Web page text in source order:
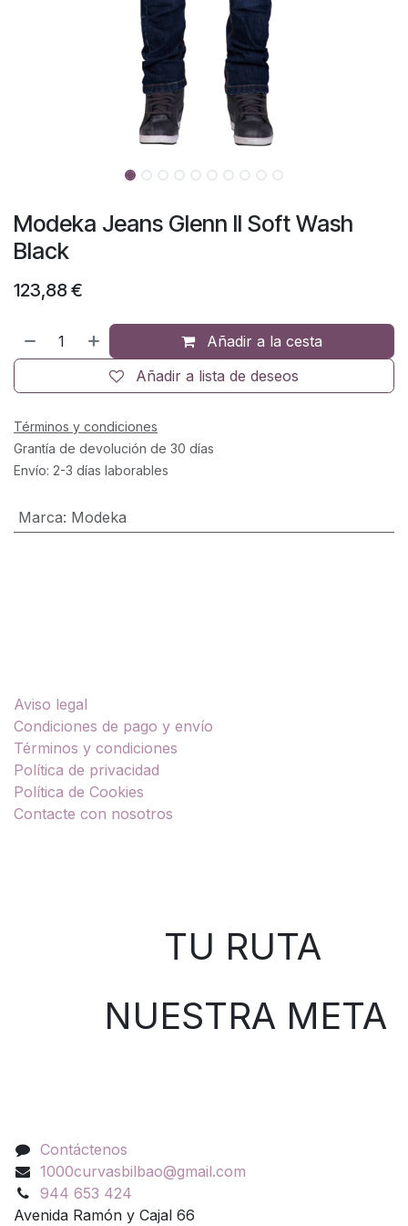
Modeka Jeans Glenn II Soft Wash
Black
123,88€
Añadir a la cesta
Añadir a lista de deseos
Términos y condiciones
Grantía de devolución de 30 días
Envío: 2-3 días laborables
Marca: Modeka
Aviso legal
Condiciones de pago y envío
Términos y condiciones
Política de privacidad
Política de Cookies
Contacte con nosotros
TU RUTA
NUESTRA META
Contáctenos
1000curvasbilbao@gmail.com
944 653 424
Avenida Ramón y Cajal 66